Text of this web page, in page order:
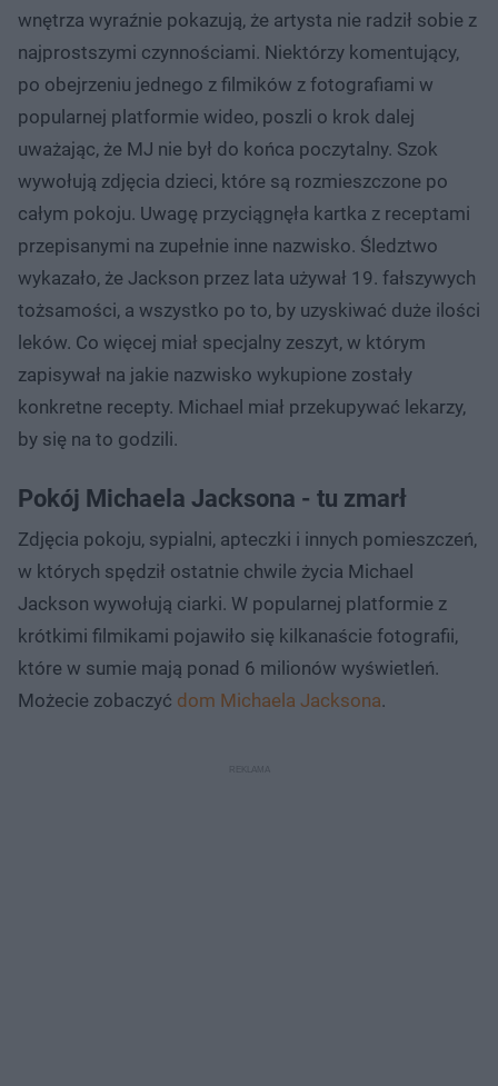
wnętrza wyraźnie pokazują, że artysta nie radził sobie z
najprostszymi czynnościami. Niektórzy komentujący,
po obejrzeniu jednego z filmików z fotografiami w
popularnej platformie wideo, poszli o krok dalej
uważając, że MJ nie był do końca poczytalny. Szok
wywołują zdjęcia dzieci, które są rozmieszczone po
całym pokoju. Uwagę przyciągnęła kartka z receptami
przepisanymi na zupełnie inne nazwisko. Śledztwo
wykazało, że Jackson przez lata używał 19. fałszywych
tożsamości, a wszystko po to, by uzyskiwać duże ilości
leków. Co więcej miał specjalny zeszyt, w którym
zapisywał na jakie nazwisko wykupione zostały
konkretne recepty. Michael miał przekupywać lekarzy,
by się na to godzili.
Pokój Michaela Jacksona - tu zmarł
Zdjęcia pokoju, sypialni, apteczki i innych pomieszczeń,
w których spędził ostatnie chwile życia Michael
Jackson wywołują ciarki. W popularnej platformie z
krótkimi filmikami pojawiło się kilkanaście fotografii,
które w sumie mają ponad 6 milionów wyświetleń.
Możecie zobaczyć dom Michaela Jacksona.